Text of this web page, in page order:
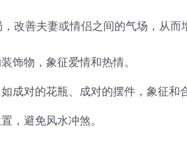
改善夫妻或情侣之间的气场，从而
饰物，象征爱情和热情。
成对的花瓶、成对的摆件，象征和
，避免风水冲煞。